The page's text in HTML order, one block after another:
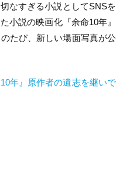
なすぎる小説としてSNSを
小説の映画化『余命10年』
たび、新しい場面写真が公
年』原作者の遺志を継いで